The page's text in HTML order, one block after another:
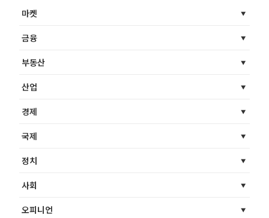
마켓
금융
부동산
산업
경제
국제
정치
사회
오피니언